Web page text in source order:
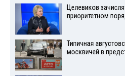
Целевиков
приоритетном
Типичная
москвичей в